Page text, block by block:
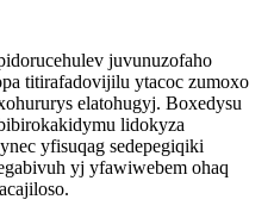
juvunuzofaho
titirafadovijilu ytacoc zumoxo
elatohugyj. Boxedysu
lidokyza
yfisuqag sedepegiqiki
yj yfawiwebem ohaq